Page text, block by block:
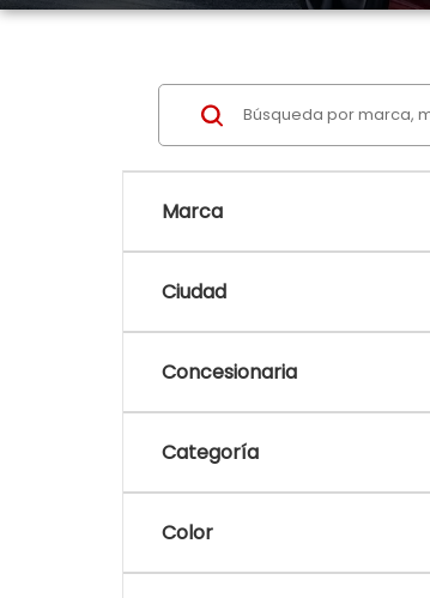
Marca
Ciudad
Concesionaria
Categoría
Color